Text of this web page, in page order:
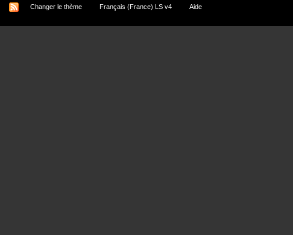
Changer le thème Français (France) LS v4 Aide